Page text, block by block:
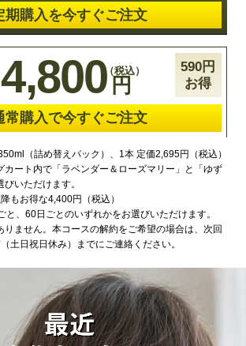
期購入を今すぐご注文
4,800 円
590円
お得
常購入で今すぐご注文
（詰め替えパック）、1本 定価2,695円（税込）
カート内で「ラベンダー＆ローズマリー」と「ゆず
いただけます。
もお得な4,400円（税込）
と、60日ごとのいずれかをお選びいただけます。
りません。本コースの解約をご希望の場合は、次回
土日祝日休み）までにご連絡ください。